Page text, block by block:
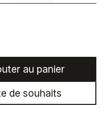
au panier
de souhaits